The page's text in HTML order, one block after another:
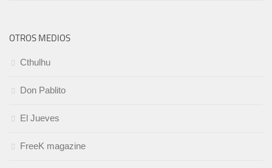
OTROS MEDIOS
Cthulhu
Don Pablito
El Jueves
FreeK magazine